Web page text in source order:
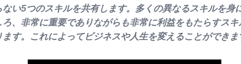
ない5つのスキルを共有します。多くの異なるスキルを身
ろ、非常に重要でありながらも非常に利益をもたらすス
す。これによってビジネスや人生を変えることができま